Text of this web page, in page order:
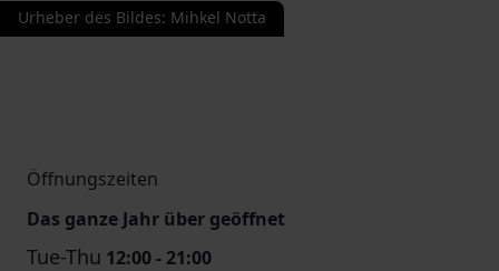
Urheber des Bildes: Mihkel Notta
Öffnungszeiten
Das ganze Jahr über geöffnet
Tue-Thu 12:00 - 21:00